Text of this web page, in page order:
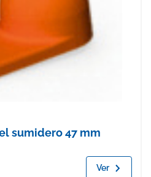
sumidero 47 mm
Ver